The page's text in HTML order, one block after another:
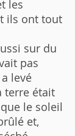
les
ils ont tout
sur du
pas
levé
terre était
le soleil
et,